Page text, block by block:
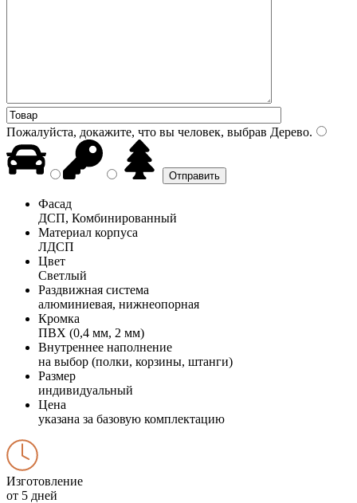
Пожалуйста, докажите, что вы человек, выбрав Дерево.
Фасад
ДСП, Комбинированный
Материал корпуса
ЛДСП
Цвет
Светлый
Раздвижная система
алюминиевая, нижнеопорная
Кромка
ПВХ (0,4 мм, 2 мм)
Внутреннее наполнение
на выбор (полки, корзины, штанги)
Размер
индивидуальный
Цена
указана за базовую комплектацию
Изготовление
от 5 дней